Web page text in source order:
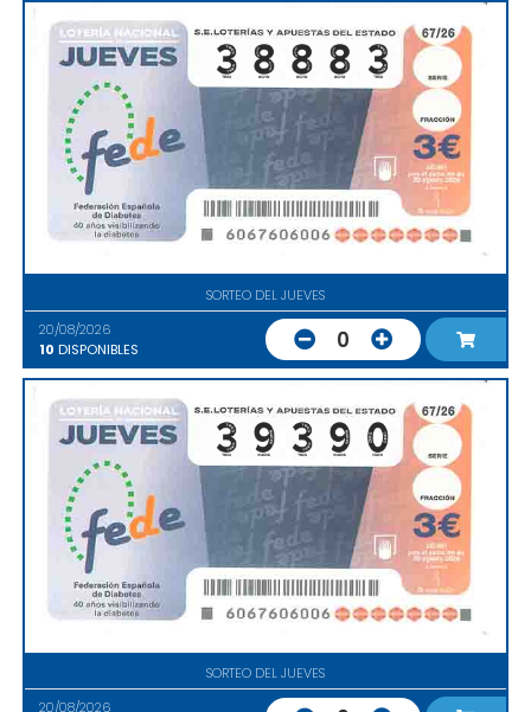
SORTEO DEL JUEVES
20/08/2026
10 DISPONIBLES 0
SORTEO DEL JUEVES
20/08/2026